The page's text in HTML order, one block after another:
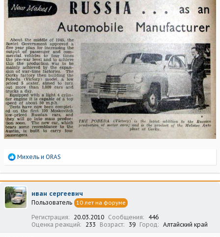
Р
а
к
ц
и
и
Михель и ORAS
иван сергеевич
Пользователь 10 лет на форуме
Регистрация 20.03.2010 Сообщения
446
Оценка реакций
233 Возраст 39 Город Алтайский край